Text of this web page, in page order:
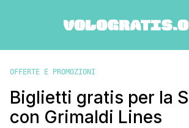
OFFERTE E PROMOZIONI
Biglietti gratis per la
con Grimaldi Lines